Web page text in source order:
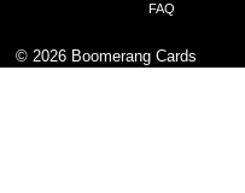
FAQ
© 2026 Boomerang Cards